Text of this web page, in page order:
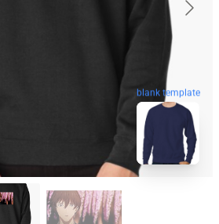
blank template